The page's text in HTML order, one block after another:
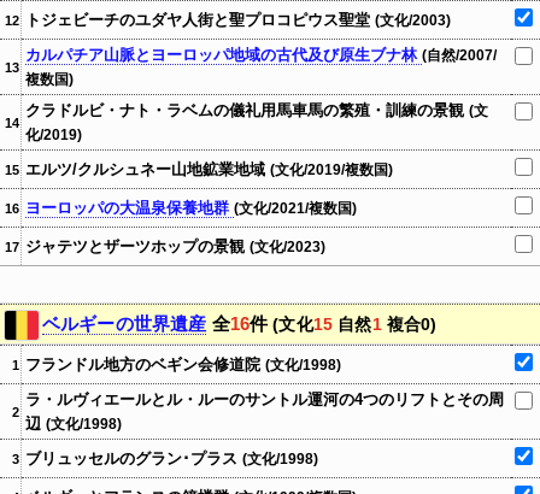
12 トジェビーチのユダヤ人街と聖プロコピウス聖堂 (文化/2003)
13
カルパチア山脈とヨーロッパ地域の古代及び原生ブナ林 (自然/2007/
複数国)
14
クラドルビ・ナト・ラベムの儀礼用馬車馬の繁殖・訓練の景観 (文
化/2019)
15 エルツ/クルシュネー山地鉱業地域 (文化/2019/複数国)
16 ヨーロッパの大温泉保養地群 (文化/2021/複数国)
17 ジャテツとザーツホップの景観 (文化/2023)
ベルギーの世界遺産 全16件(文化15 自然1複合0)
1 フランドル地方のベギン会修道院 (文化/1998)
2
ラ・ルヴィエールとル・ルーのサントル運河の4つのリフトとその周
辺 (文化/1998)
3 ブリュッセルのグラン･プラス (文化/1998)